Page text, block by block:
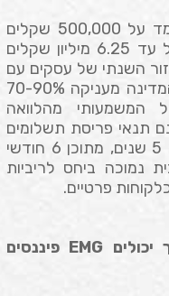
סכום ההלוואה אותו ניתן לקבל עומד על 500,000 שקלים
לעסקים קטנים עם מחזור שנתי של עד 6.25 מיליון שקלים
השווה ל- 8% מהמחזור השנתי של עסקים עם
מחזור של עד 100 מיליון שקלים. המדינה מעניקה 70-90%
המשמעותי מהלוואה
תנאי פריסת תשלומים
וריבית נוחים: תקופת ההלוואה היא 5 שנים, מתוכן 6 חודשי
הריבית נמוכה ביחס לריביות
פרטיים.
EMG פיננסים